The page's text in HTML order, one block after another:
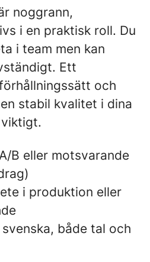
noggrann,
i en praktisk roll. Du
i team men kan
Ett
och
stabil kvalitet i dina
B eller motsvarande
i produktion eller
både tal och